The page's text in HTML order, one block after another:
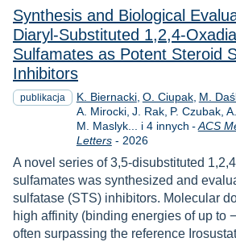
Synthesis and Biological
Diaryl-Substituted 1,2,4-
Sulfamates as Potent Steroid
Inhibitors
publikacja K. Biernacki O. Ciupak M.
A. Mirocki J. Rak P. Czubak
M. Maslyk... i 4 innych -ACS
Letters- Rok
2026
A novel series of 3,5-disubstituted
sulfamates was synthesized and
sulfatase (STS) inhibitors. Molecular
high affinity (binding energies of up to
often surpassing the reference